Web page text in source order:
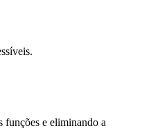
funções e eliminando a